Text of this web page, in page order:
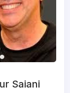
Saiani